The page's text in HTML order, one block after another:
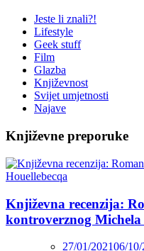
Jeste li znali?!
Lifestyle
Geek stuff
Film
Glazba
Književnost
Svijet umjetnosti
Najave
Književne preporuke
Književna recenzija:
kontroverznog Michela
27/01/202106/10/